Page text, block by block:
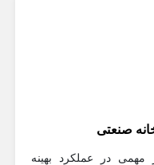
صنعتی
در عملکرد بهینه